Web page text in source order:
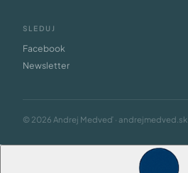
SLEDUJ
Facebook
Newsletter
© 2026 Andrej Medveď · andrejmedved.sk